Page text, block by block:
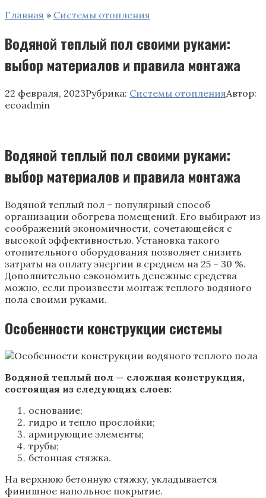
Главная » Системы отопления
Водяной теплый пол своими руками:
выбор материалов и правила монтажа
22 февраля, 2023Рубрика: Системы отопленияАвтор:
ecoadmin
Водяной теплый пол своими руками:
выбор материалов и правила монтажа
Водяной теплый пол – популярный способ
организации обогрева помещений. Его выбирают из
соображений экономичности, сочетающейся с
высокой эффективностью. Установка такого
отопительного оборудования позволяет снизить
затраты на оплату энергии в среднем на 25 – 30 %.
Дополнительно сэкономить денежные средства
можно, если произвести монтаж теплого водяного
пола своими руками.
Особенности конструкции системы
Водяной теплый пол — сложная конструкция,
состоящая из следующих слоев:
основание;
гидро и тепло прослойки;
армирующие элементы;
трубы;
бетонная стяжка.
На верхнюю бетонную стяжку, укладывается
финишное напольное покрытие.